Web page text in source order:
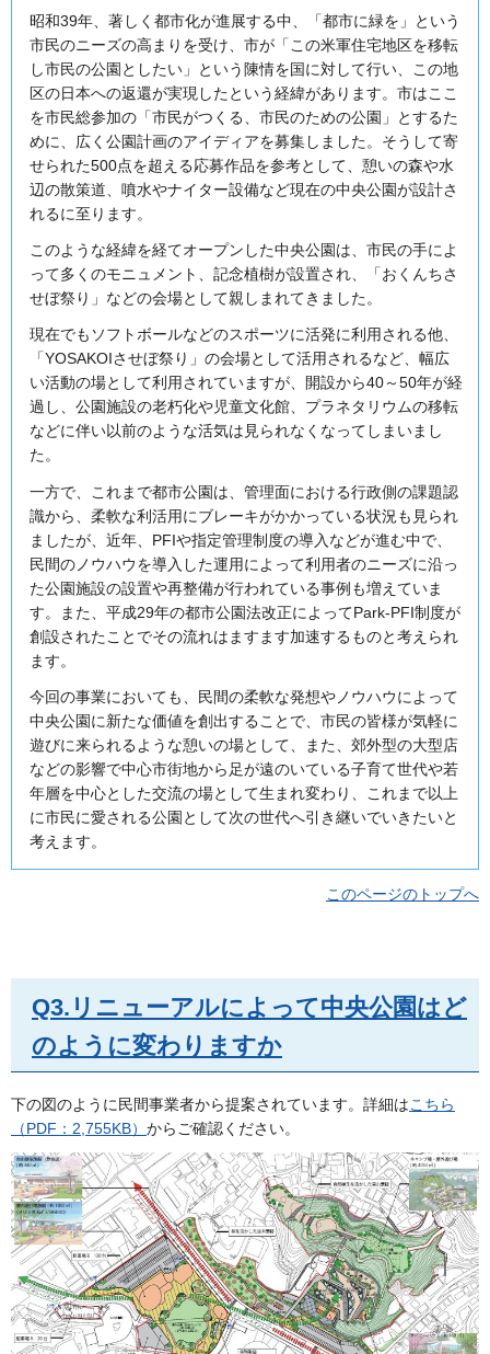
昭和39年、著しく都市化が進展する中、「都市に緑を」という
市民のニーズの高まりを受け、市が「この米軍住宅地区を移転
し市民の公園としたい」という陳情を国に対して行い、この地
区の日本への返還が実現したという経緯があります。市はここ
を市民総参加の「市民がつくる、市民のための公園」とするた
めに、広く公園計画のアイディアを募集しました。そうして寄
せられた500点を超える応募作品を参考として、憩いの森や水
辺の散策道、噴水やナイター設備など現在の中央公園が設計さ
れるに至ります。
このような経緯を経てオープンした中央公園は、市民の手によ
って多くのモニュメント、記念植樹が設置され、「おくんちさ
せぼ祭り」などの会場として親しまれてきました。
現在でもソフトボールなどのスポーツに活発に利用される他、
「YOSAKOIさせぼ祭り」の会場として活用されるなど、幅広
い活動の場として利用されていますが、開設から40～50年が経
過し、公園施設の老朽化や児童文化館、プラネタリウムの移転
などに伴い以前のような活気は見られなくなってしまいまし
た。
一方で、これまで都市公園は、管理面における行政側の課題認
識から、柔軟な利活用にブレーキがかかっている状況も見られ
ましたが、近年、PFIや指定管理制度の導入などが進む中で、
民間のノウハウを導入した運用によって利用者のニーズに沿っ
た公園施設の設置や再整備が行われている事例も増えていま
す。また、平成29年の都市公園法改正によってPark-PFI制度が
創設されたことでその流れはますます加速するものと考えられ
ます。
今回の事業においても、民間の柔軟な発想やノウハウによって
中央公園に新たな価値を創出することで、市民の皆様が気軽に
遊びに来られるような憩いの場として、また、郊外型の大型店
などの影響で中心市街地から足が遠のいている子育て世代や若
年層を中心とした交流の場として生まれ変わり、これまで以上
に市民に愛される公園として次の世代へ引き継いでいきたいと
考えます。
このページのトップへ
Q3.リニューアルによって中央公園はど
のように変わりますか
下の図のように民間事業者から提案されています。詳細はこちら
（PDF：2,755KB） からご確認ください。